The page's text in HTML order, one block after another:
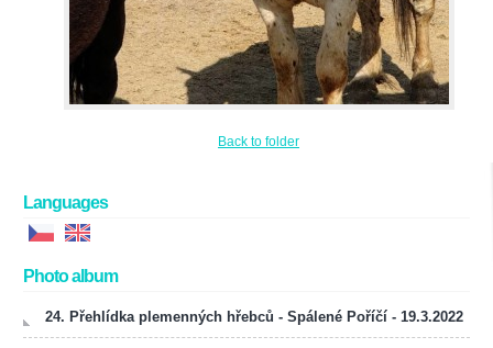
Back to folder
Languages
Photo album
24. Přehlídka plemenných hřebců - Spálené Poříčí - 19.3.2022